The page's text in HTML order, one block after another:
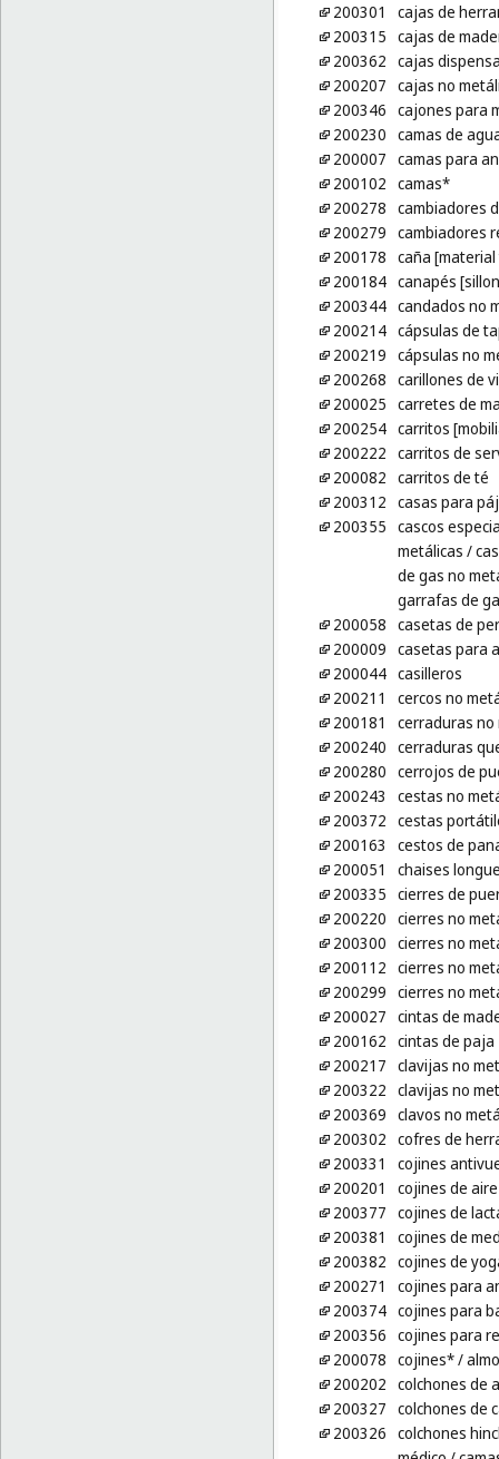
200301
cajas de
200315 cajas de
200362 cajas
200207 cajas no
200346 cajones para
200230 camas de
200007 camas para
200102 camas*
200278 cambiadores
200279 cambiadores
200178 caña
200184 canapés
200344 candados no
200214 cápsulas de
200219 cápsulas no
200268 carillones de
200025 carretes de
200254 carritos
200222 carritos de
200082 carritos de té
200312 casas para
200355 cascos
metálicas /
de gas no
garrafas de
200058 casetas de
200009 casetas para
200044 casilleros
200211
cercos no
200181
cerraduras no
200240 cerraduras
200280 cerrojos de
200243
cestas no
200372 cestas
200163
cestos de
200051
chaises
200335 cierres de
200220 cierres no
200300 cierres no
200112 cierres no
200299 cierres no
200027 cintas de
200162 cintas de paja
200217 clavijas no
200322 clavijas no
200369 clavos no
200302 cofres de
200331
cojines
200201
cojines de
200377 cojines de
200381
cojines de
200382 cojines de
200271
cojines para
200374 cojines para
200356 cojines para
200078 cojines*/
200202 colchones de
200327 colchones de
200326 colchones